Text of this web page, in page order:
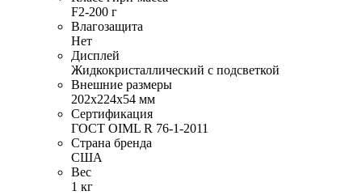
F2-200 г
Влагозащита
Нет
Дисплей
Жидкокристаллический с подсветкой
Внешние размеры
202х224х54 мм
Сертификация
ГОСТ OIML R 76-1-2011
Страна бренда
США
Вес
1 кг